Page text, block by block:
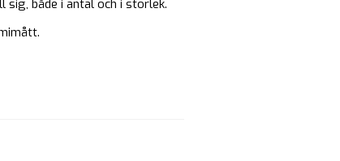
både i antal och i storlek.